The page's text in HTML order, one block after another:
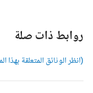
روابط ذات صلة
(انظر الوثائق المتعلقة بهذا